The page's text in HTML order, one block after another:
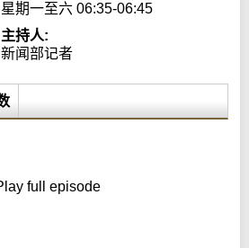
星期一至六 06:35-06:45
主持人:
新闻部记者
full episode